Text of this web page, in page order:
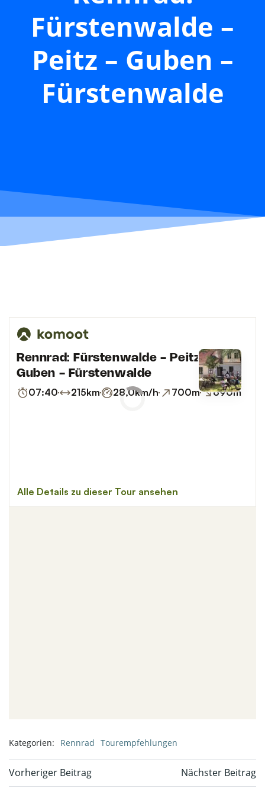
Fürstenwalde –
Peitz – Guben –
Fürstenwalde
Kategorien: Rennrad Tourempfehlungen
Beitragsnavigation
Vorheriger Beitrag Nächster Beitrag